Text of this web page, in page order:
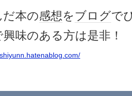
だ本の感想をブログで
味のある方は是非！